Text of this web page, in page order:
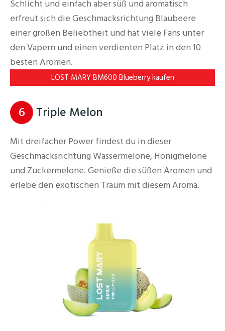
Schlicht und einfach aber süß und aromatisch
erfreut sich die Geschmacksrichtung Blaubeere
einer großen Beliebtheit und hat viele Fans unter
den Vapern und einen verdienten Platz in den 10
besten Aromen.
LOST MARY BM600 Blueberry kaufen
6 Triple Melon
Mit dreifacher Power findest du in dieser
Geschmacksrichtung Wassermelone, Honigmelone
und Zuckermelone. Genieße die süßen Aromen und
erlebe den exotischen Traum mit diesem Aroma.